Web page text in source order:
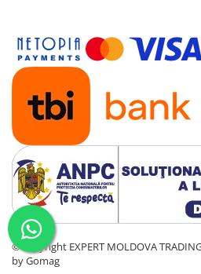
©Copyright EXPERT MOLDOVA
by Gomag